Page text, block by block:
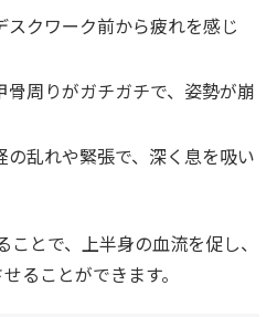
スクワーク前から疲れを感じ
骨周りがガチガチで、姿勢が崩
の乱れや緊張で、深く息を吸い
とで、上半身の血流を促し、
ることができます。